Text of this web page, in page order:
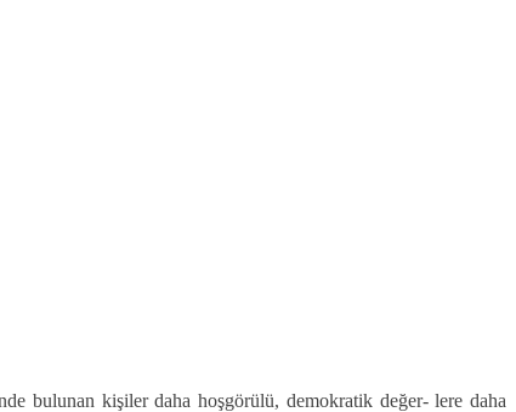
bulunan kişiler daha hoşgörülü, demokratik değer- lere daha